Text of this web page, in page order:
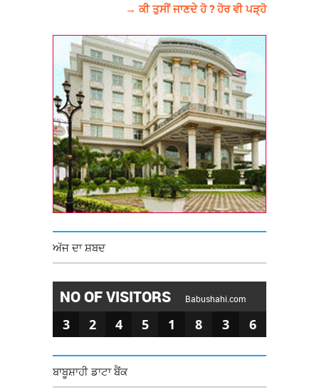
→ ਕੀ ਤੁਸੀਂ ਜਾਣਦੇ ਹੋ ? ਹੋਰ ਵੀ ਪੜ੍ਹੋ
ਅੱਜ ਦਾ ਸ਼ਬਦ
NO OF VISITORS Babushahi.com
3 2 4 5 1 8 3 6
ਬਾਬੂਸ਼ਾਹੀ ਡਾਟਾ ਬੈਂਕ